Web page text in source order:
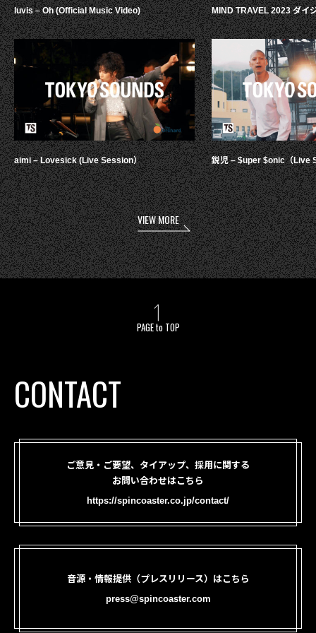
luvis – Oh (Official Music Video)
aimi – Lovesick (Live Session）
MIND TRAVEL 2023 ダイ
鋭児 – $uper $onic（Live
VIEW MORE
PAGE to TOP
CONTACT
ご意見・ご要望、タイアップ、採用に関する
お問い合わせはこちら
https://spincoaster.co.jp/contact/
音源・情報提供（プレスリリース）はこちら
press@spincoaster.com